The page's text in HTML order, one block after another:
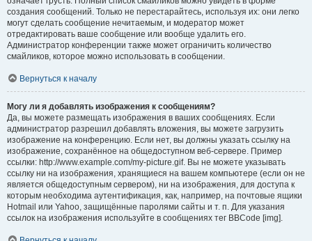
создания сообщений. Только не перестарайтесь, используя их: они легко
могут сделать сообщение нечитаемым, и модератор может
отредактировать ваше сообщение или вообще удалить его.
Администратор конференции также может ограничить количество
смайликов, которое можно использовать в сообщении.
Вернуться к началу
Могу ли я добавлять изображения к сообщениям?
Да, вы можете размещать изображения в ваших сообщениях. Если
администратор разрешил добавлять вложения, вы можете загрузить
изображение на конференцию. Если нет, вы должны указать ссылку на
изображение, сохранённое на общедоступном веб-сервере. Пример
ссылки: http://www.example.com/my-picture.gif. Вы не можете указывать
ссылку ни на изображения, хранящиеся на вашем компьютере (если он не
является общедоступным сервером), ни на изображения, для доступа к
которым необходима аутентификация, как, например, на почтовые ящики
Hotmail или Yahoo, защищённые паролями сайты и т. п. Для указания
ссылок на изображения используйте в сообщениях тег BBCode [img].